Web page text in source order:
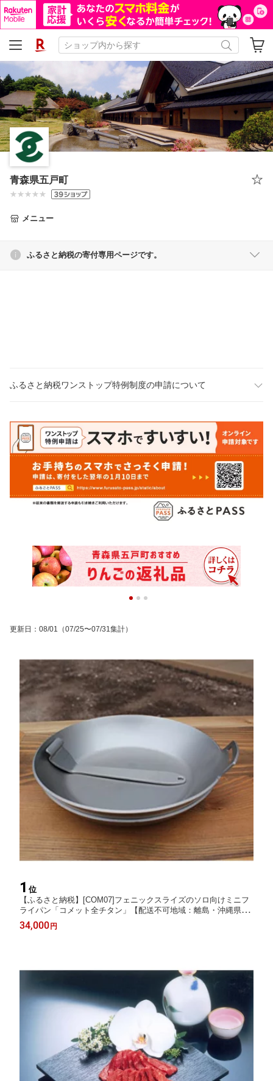
青森県五戸町
メニュー
ふるさと納税の寄付専用ページです。
ふるさと納税ワンストップ特例制度の申請について
更新日 ： 08/01 （07/25〜07/31集計）
1 位
【ふるさと納税】[COM07]フェニックスライズのソロ向けミニフ
ライパン「コメット全チタン」【配送不可地域：離島・沖縄県】
【1379672】
34,000 円